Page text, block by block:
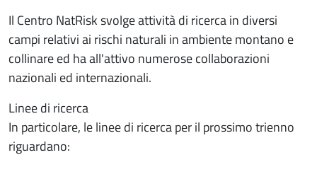
Il Centro NatRisk svolge attività di ricerca in diversi
campi relativi ai rischi naturali in ambiente montano e
collinare ed ha all'attivo numerose collaborazioni
nazionali ed internazionali.
Linee di ricerca
In particolare, le linee di ricerca per il prossimo trienno
riguardano: